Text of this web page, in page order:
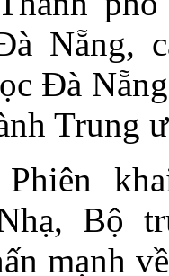
Nẵng,
Đà
Trung
Bộ
mạnh